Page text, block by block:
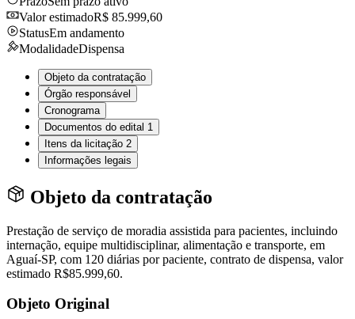
Valor estimadoR$ 85.999,60
StatusEm andamento
ModalidadeDispensa
Objeto da contratação
Órgão responsável
Cronograma
Documentos do edital 1
Itens da licitação 2
Informações legais
Objeto da contratação
Prestação de serviço de moradia assistida para pacientes, incluindo
internação, equipe multidisciplinar, alimentação e transporte, em
Aguaí-SP, com 120 diárias por paciente, contrato de dispensa, valor
estimado R$85.999,60.
Objeto Original